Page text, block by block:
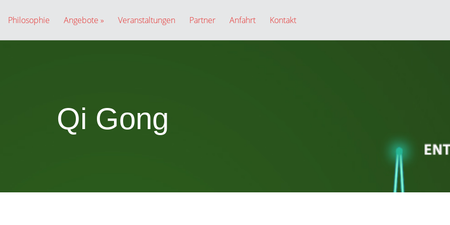
Philosophie Angebote Veranstaltungen Partner Anfahrt Kontakt
Qi Gong